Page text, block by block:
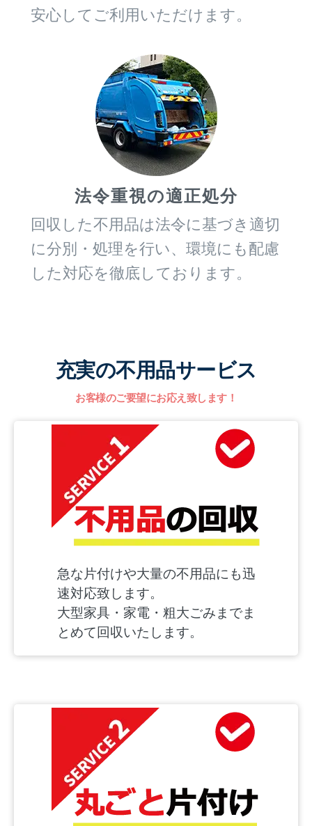
安心してご利用いただけます。
法令重視の適正処分
回収した不用品は法令に基づき適切
に分別・処理を行い、環境にも配慮
した対応を徹底しております。
充実の不用品サービス
お客様のご要望にお応え致します！
急な片付けや大量の不用品にも迅
速対応致します。
大型家具・家電・粗大ごみまでま
とめて回収いたします。